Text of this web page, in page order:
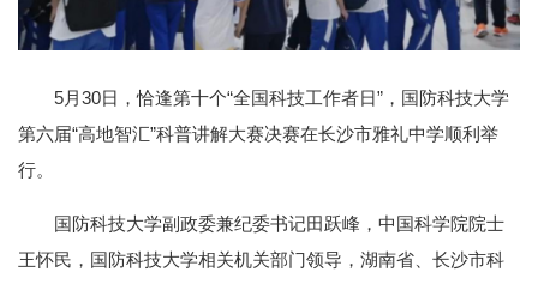
5月30日，恰逢第十个“全国科技工作者日”，国防科技大学
第六届“高地智汇”科普讲解大赛决赛在长沙市雅礼中学顺利举
行。
国防科技大学副政委兼纪委书记田跃峰，中国科学院院士
王怀民，国防科技大学相关机关部门领导，湖南省、长沙市科